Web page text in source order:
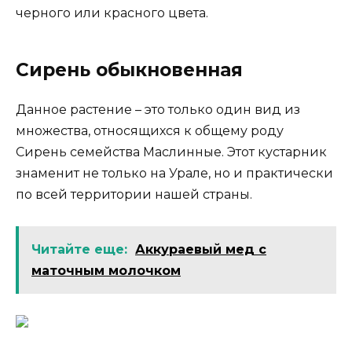
черного или красного цвета.
Сирень обыкновенная
Данное растение – это только один вид из
множества, относящихся к общему роду
Сирень семейства Маслинные. Этот кустарник
знаменит не только на Урале, но и практически
по всей территории нашей страны.
Читайте еще: Аккураевый мед с
маточным молочком